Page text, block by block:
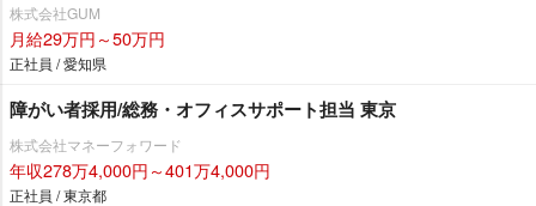
株式会社GUM
月給29万円～50万円
正社員 / 愛知県
障がい者採用/総務・オフィスサポート担当 東京
株式会社マネーフォワード
年収278万4,000円～401万4,000円
正社員 / 東京都